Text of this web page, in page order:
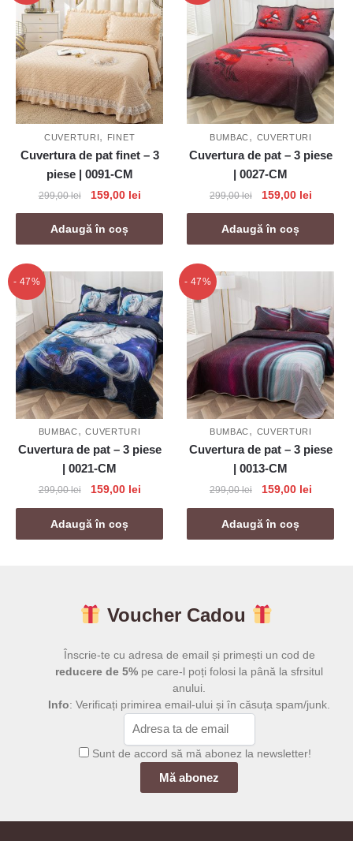
CUVERTURI, FINET
Cuvertura de pat finet – 3
piese | 0091-CM
299,00lei
Prețul
inițial
a
fost:
159,00 leiPrețul
curent
159,00 lei.
Adaugă în coș
BUMBAC, CUVERTURI
Cuvertura de pat – 3 piese
| 0027-CM
299,00lei
Prețul
inițial
a
fost:
159,00 leiPrețul
curent
159,00
Adaugă în coș
- 47%
BUMBAC,CUVERTURI
Cuvertura de pat – 3 piese
| 0021-CM
299,00lei
Prețul
inițial
a
fost:
159,00 leiPrețul
curent
159,00 lei.
Adaugă în coș
- 47%
BUMBAC, CUVERTURI
Cuvertura de pat – 3 piese
| 0013-CM
299,00lei
Prețul
inițial
a
fost:
159,00 leiPrețul
curent
159,00
Adaugă în coș
Voucher Cadou
Înscrie-te cu adresa de email și primești un cod de
reducere de 5% pe care-l poți folosi la până la sfrsitul
anului.
Info: Verificați primirea email-ului și în căsuța spam/junk.
Sunt de accord să mă abonez la newsletter!